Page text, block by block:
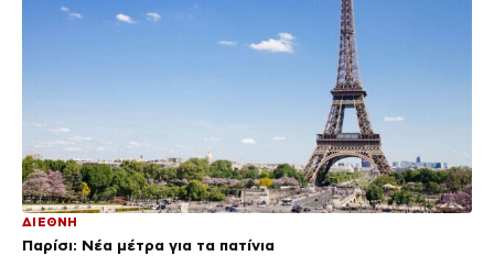
ΔΙΕΘΝΗ
Παρίσι: Νέα μέτρα για τα πατίνια